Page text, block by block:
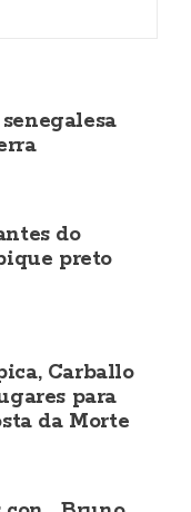
do
preto
Carballo
para
da Morte